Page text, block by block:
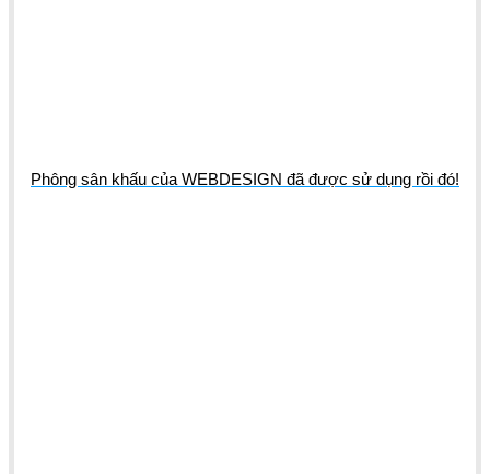
Phông sân khấu của WEBDESIGN đã được sử dụng rồi đó!